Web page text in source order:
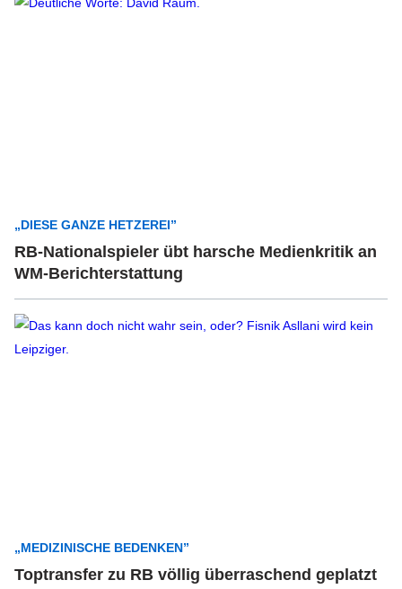
„DIESE GANZE HETZEREI”
RB-Nationalspieler übt harsche Medienkritik an
WM-Berichterstattung
„MEDIZINISCHE BEDENKEN”
Toptransfer zu RB völlig überraschend geplatzt